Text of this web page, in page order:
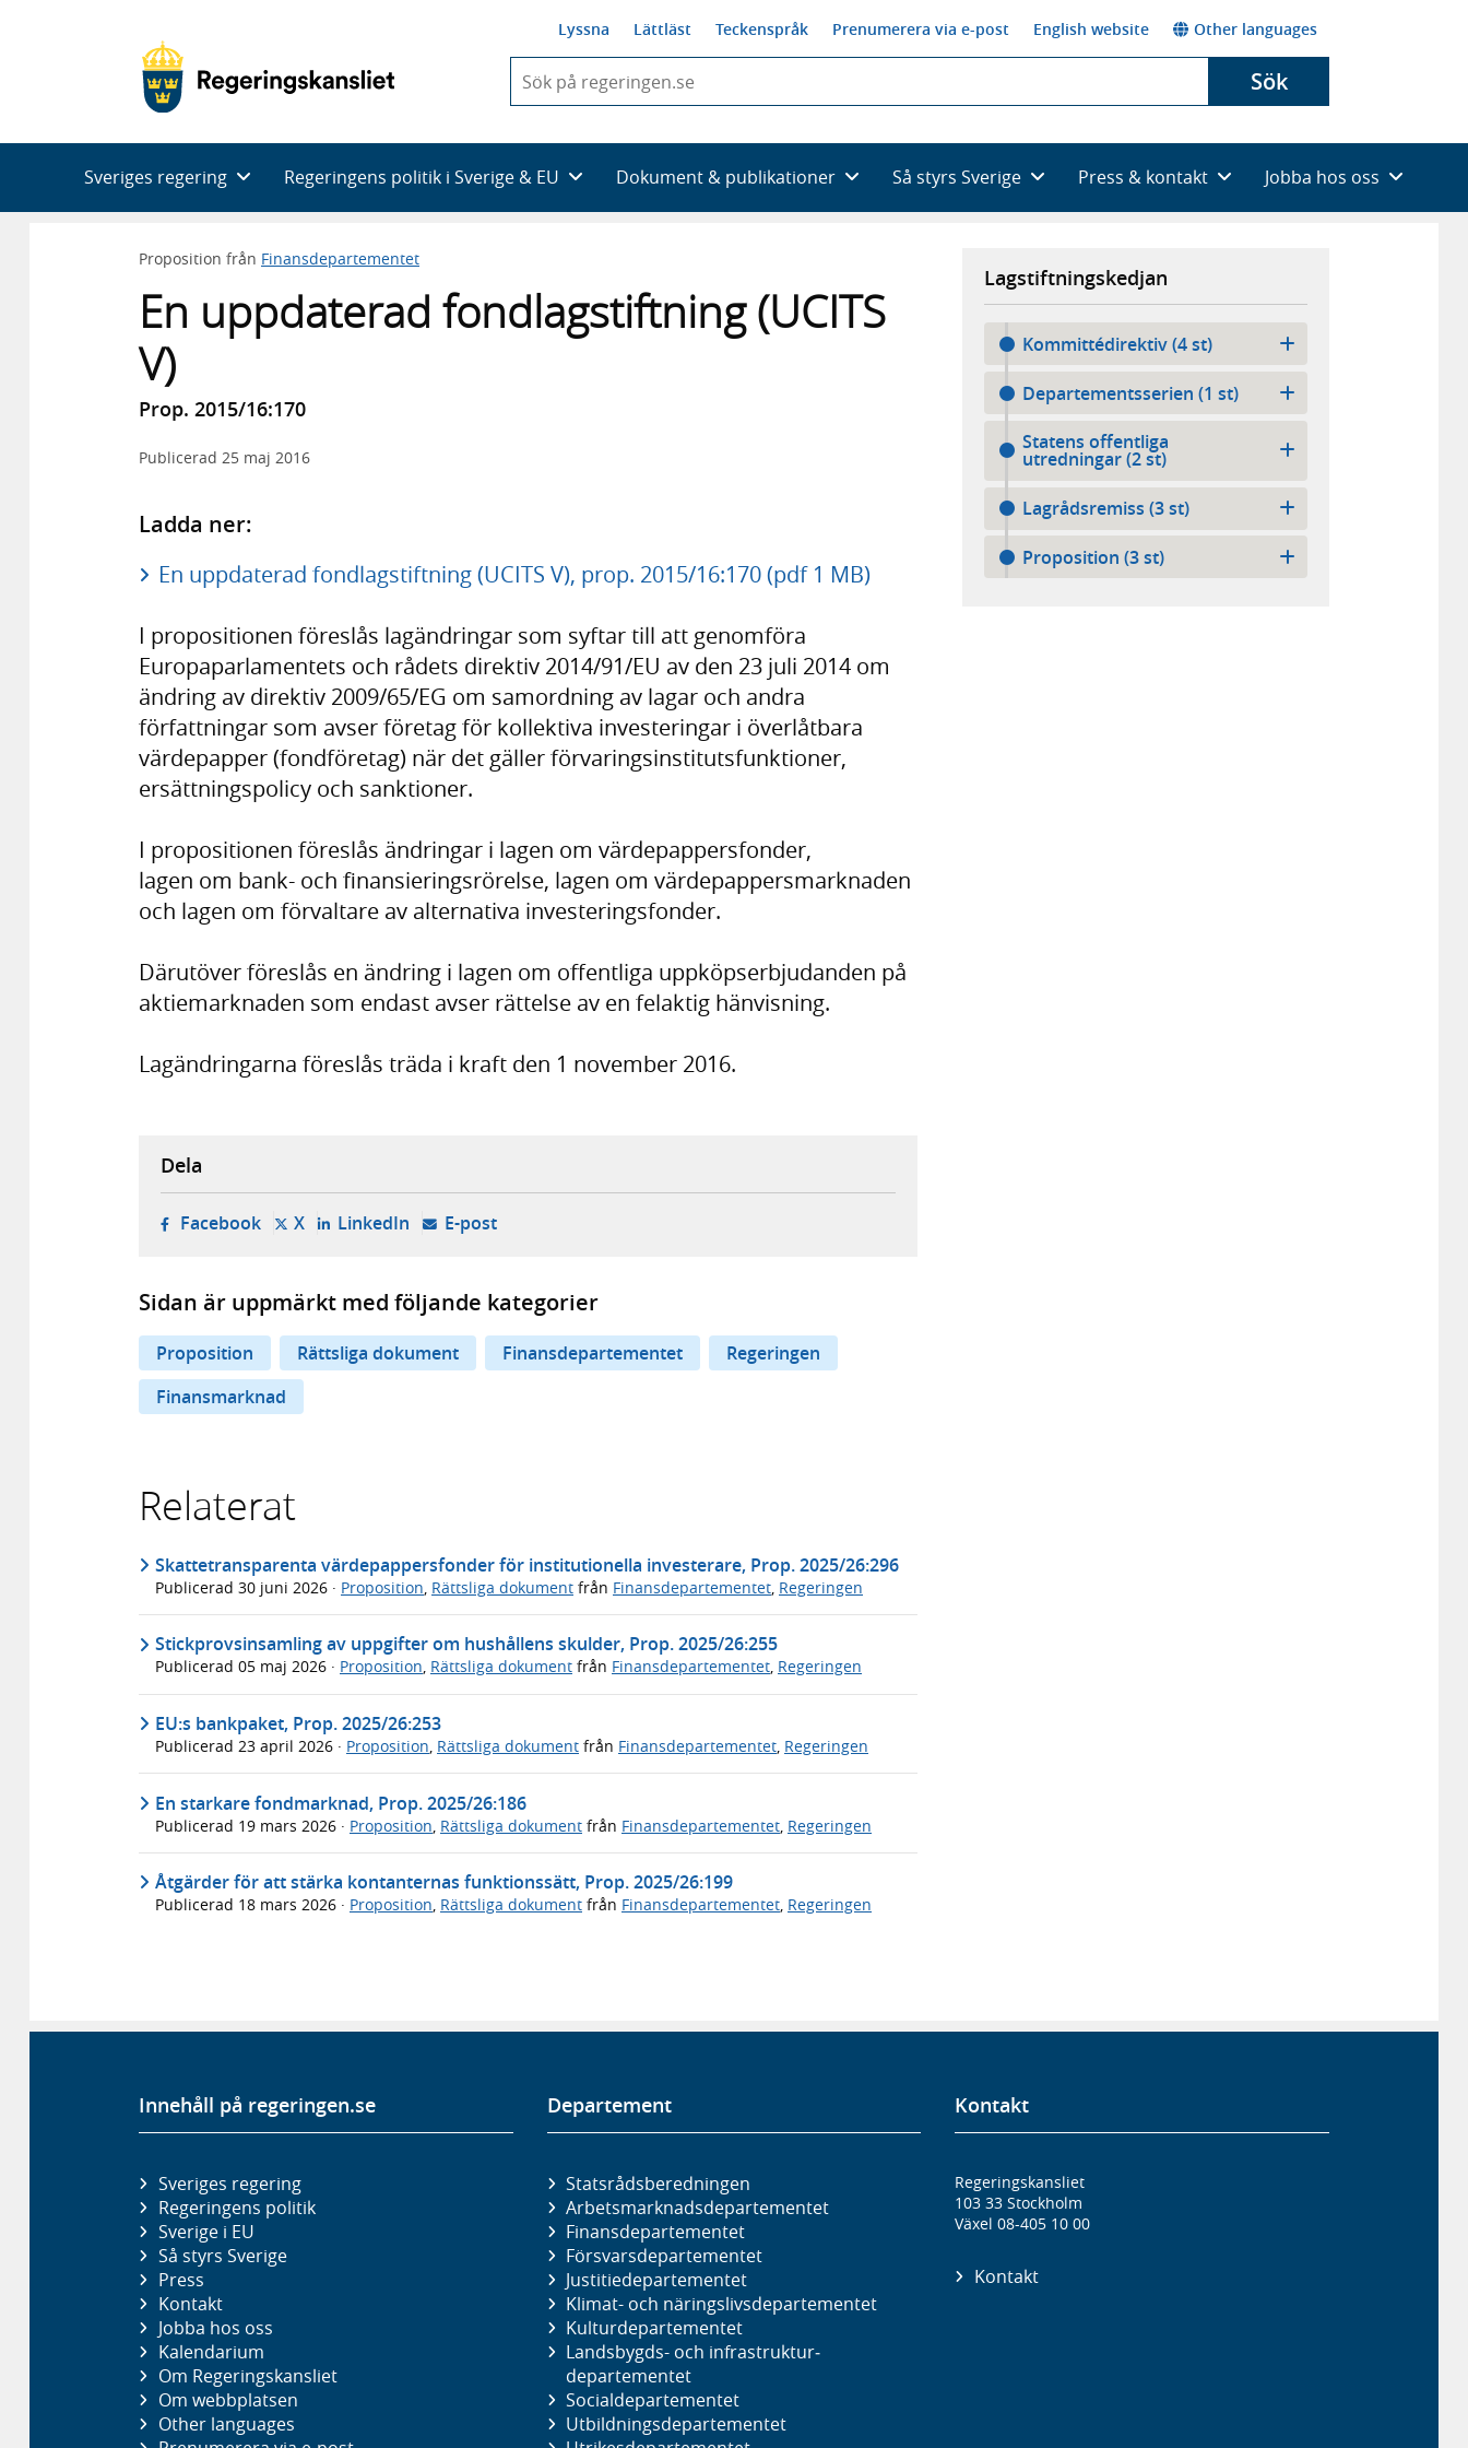
Lyssna Lättläst Teckenspråk Prenumerera via e-post English website Other languages
du
skriva
framträder
en
Sök
Sveriges regering Regeringens politik i Sverige & EU Dokument & publikationer Så styrs Sverige Press & kontakt Jobba hos oss
Proposition från Finansdepartementet
En uppdaterad fondlagstiftning (UCITS
V)
Prop. 2015/16:170
Publicerad 25 maj 2016
Ladda ner:
En uppdaterad fondlagstiftning (UCITS V), prop. 2015/16:170 (pdf 1 MB)
I propositionen föreslås lagändringar som syftar till att genomföra
Europaparlamentets och rådets direktiv 2014/91/EU av den 23 juli 2014 om
ändring av direktiv 2009/65/EG om samordning av lagar och andra
författningar som avser företag för kollektiva investeringar i överlåtbara
värdepapper (fondföretag) när det gäller förvaringsinstitutsfunktioner,
ersättningspolicy och sanktioner.
I propositionen föreslås ändringar i lagen om värdepappersfonder,
lagen om bank- och finansieringsrörelse, lagen om värdepappersmarknaden
och lagen om förvaltare av alternativa investeringsfonder.
Därutöver föreslås en ändring i lagen om offentliga uppköpserbjudanden på
aktiemarknaden som endast avser rättelse av en felaktig hänvisning.
Lagändringarna föreslås träda i kraft den 1 november 2016.
Lagstiftningskedjan
Kommittédirektiv (4 st)
Departementsserien (1 st)
Statens offentliga
utredningar (2 st)
Lagrådsremiss (3 st)
Proposition (3 st)
Dela
Facebook- öppnas i ny flik, extern webbplats,
X- öppnas i ny flik, extern webbplats,
LinkedIn- öppnas i ny flik, extern webbplats,
E-post- öppnar din e-postklient,
Sidan är uppmärkt med följande kategorier
Proposition Rättsliga dokument Finansdepartementet
Regeringen
Finansmarknad
Relaterat
Skattetransparenta värdepappersfonder för institutionella investerare, Prop. 2025/26:296
Publicerad 30 juni 2026 · Proposition Rättsliga dokument från Finansdepartementet Regeringen
Stickprovsinsamling av uppgifter om hushållens skulder, Prop. 2025/26:255
Publicerad 05 maj 2026 · Proposition, Rättsliga dokument från Finansdepartementet, Regeringen
EU:s bankpaket, Prop. 2025/26:253
Publicerad 23 april 2026 · Proposition, Rättsliga dokument från Finansdepartementet, Regeringen
En starkare fondmarknad, Prop. 2025/26:186
Publicerad 19 mars 2026 · Proposition Rättsliga dokument från Finansdepartementet Regeringen
Åtgärder för att stärka kontanternas funktionssätt, Prop. 2025/26:199
Publicerad 18 mars 2026 · Proposition, Rättsliga dokument från Finansdepartementet, Regeringen
Innehåll på regeringen.se
Sveriges regering
Regeringens politik
Sverige i EU
Så styrs Sverige
Press
Kontakt
Jobba hos oss
Kalendarium
Om Regeringskansliet
Om webbplatsen
Other languages
Departement
Statsrådsberedningen
Arbetsmarknads­departementet
Finans­departementet
Försvars­departementet
Justitie­departementet
Klimat- och näringslivs­departementet
Kultur­departementet
Landsbygds- och infrastruktur­
departementet
Social­departementet
Utbildnings­departementet
Kontakt
Regeringskansliet
103 33 Stockholm
Växel 08-405 10 00
Kontakt